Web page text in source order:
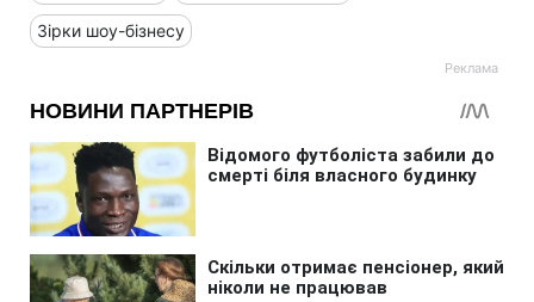
Зірки шоу-бізнесу